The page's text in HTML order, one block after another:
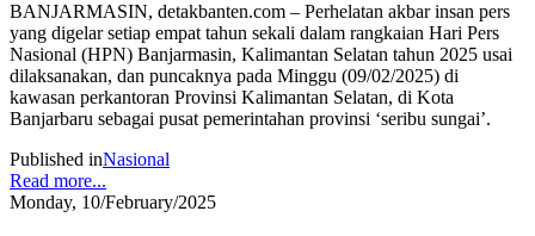
BANJARMASIN, detakbanten.com – Perhelatan akbar insan pers
yang digelar setiap empat tahun sekali dalam rangkaian Hari Pers
Nasional (HPN) Banjarmasin, Kalimantan Selatan tahun 2025 usai
dilaksanakan, dan puncaknya pada Minggu (09/02/2025) di
kawasan perkantoran Provinsi Kalimantan Selatan, di Kota
Banjarbaru sebagai pusat pemerintahan provinsi ‘seribu sungai’.
Published inNasional
Read more...
Monday, 10/February/2025